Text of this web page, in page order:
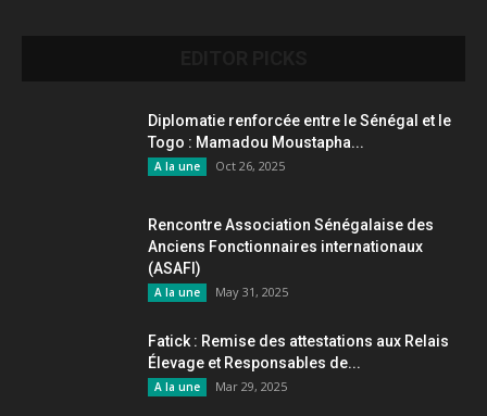
Diplomatie renforcée entre le Sénégal et le
Togo : Mamadou Moustapha...
A la une Oct 26, 2025
Rencontre Association Sénégalaise des
Anciens Fonctionnaires internationaux
(ASAFI)
A la une May 31, 2025
Fatick : Remise des attestations aux Relais
Élevage et Responsables de...
A la une Mar 29, 2025